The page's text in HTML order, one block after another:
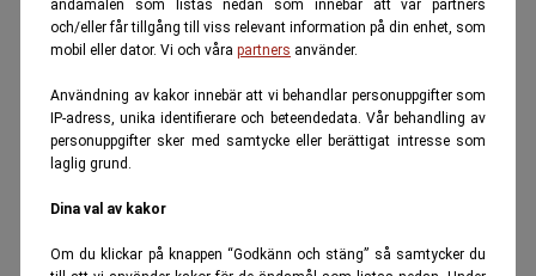
ändamålen som listas nedan som innebär att vår partners
och/eller får tillgång till viss relevant information på din enhet, som
mobil eller dator. Vi och våra partners använder.
Användning av kakor innebär att vi behandlar personuppgifter som
IP-adress, unika identifierare och beteendedata. Vår behandling av
personuppgifter sker med samtycke eller berättigat intresse som
laglig grund.
Dina val av kakor
Om du klickar på knappen “Godkänn och stäng” så samtycker du